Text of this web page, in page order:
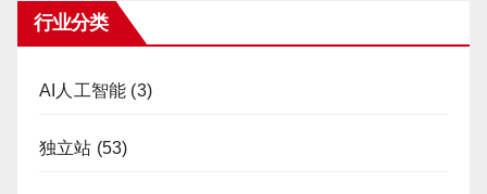
行业分类
AI人工智能 (3)
独立站 (53)